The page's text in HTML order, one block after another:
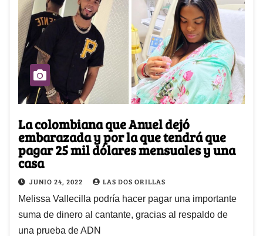
La colombiana que Anuel dejó
embarazada y por la que tendrá que
pagar 25 mil dólares mensuales y una
casa
JUNIO 24, 2022 LAS DOS ORILLAS
Melissa Vallecilla podría hacer pagar una importante
suma de dinero al cantante, gracias al respaldo de
una prueba de ADN